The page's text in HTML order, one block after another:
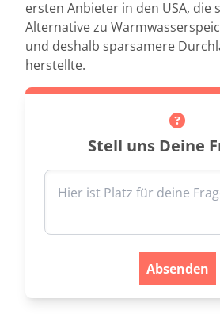
ersten Anbieter in den USA, die
Alternative zu
und deshalb sparsamere
herstellte.
Stell uns Deine
Absenden